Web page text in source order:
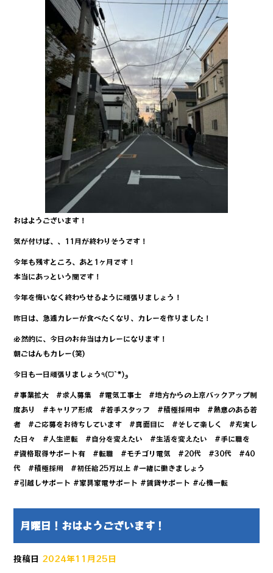
おはようございます！
気が付けば、、11月が終わりそうです！
今年も残すところ、あと1ヶ月です！
本当にあっという間です！
今年を悔いなく終わらせるように頑張りましょう！
昨日は、急遽カレーが食べたくなり、カレーを作りました！
必然的に、今日のお弁当はカレーになります！
朝ごはんもカレー(笑)
今日も一日頑張りましょう٩(ˊᗜˋ*)و
#事業拡大 #求人募集 #電気工事士 #地方からの上京バックアップ制
度あり #キャリア形成 #若手スタッフ #積極採用中 #熱意のある若
者 #ご応募をお待ちしています #真面目に #そして楽しく #充実し
た日々 #人生逆転 #自分を変えたい #生活を変えたい #手に職を
#資格取得サポート有 #転職 #モチゴリ電気 #20代 #30代 #40
代 #積極採用 #初任給25万以上 #一緒に働きましょう
#引越しサポート #家具家電サポート #賃貸サポート #心機一転
月曜日！おはようございます！
投稿日 2024年11月25日